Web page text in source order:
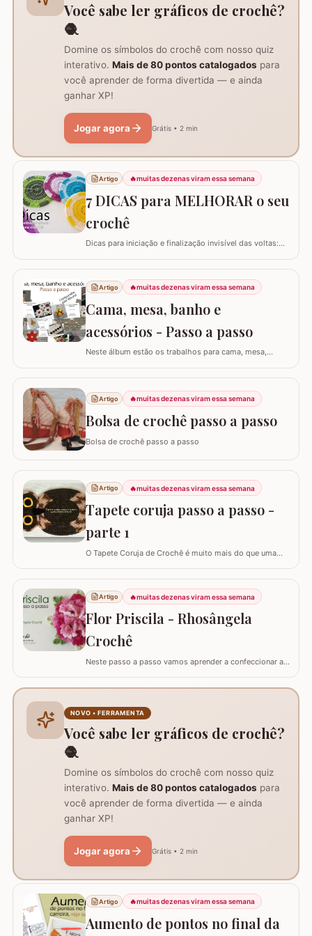
Você sabe ler gráficos de crochê?
🧶
Domine os símbolos do crochê com nosso quiz
interativo. Mais de 80 pontos catalogados para
você aprender de forma divertida — e ainda
ganhar XP!
Jogar agora Grátis • 2 min
Artigo 🔥muitas dezenas viram essa semana
7 DICAS para MELHORAR o seu
crochê
Dicas para iniciação e finalização invisível das voltas:
garante um acabamento quase imperceptível nas
iniciações e finalizações das voltas, resultando em um
trabalho mais elegante. Variações de pontos com o
falso ponto alto: Experimentar…
Artigo 🔥muitas dezenas viram essa semana
Cama, mesa, banho e
acessórios - Passo a passo
Neste álbum estão os trabalhos para cama, mesa,
clicar nas imagens! Trilhos/caminhos e centro de mesa
Sousplat Puxa-saco e porta-pano de prato Squares para
colcha de cama Outros Álbuns que temos no blog
Artigo 🔥muitas dezenas viram essa semana
Bolsa de crochê passo a passo
Bolsa de crochê passo a passo
Artigo 🔥muitas dezenas viram essa semana
Tapete coruja passo a passo -
parte 1
O Tapete Coruja de Crochê é muito mais do que uma
sabedoria com a delicadeza do feito à mão. Embora a
coruja real consiga girar o pescoço em 270°, a nossa
versão em crochê é ainda mais versátil: podemos criá-
la em todas as cores e estilos,…
Artigo 🔥muitas dezenas viram essa semana
Flor Priscila - Rhosângela
Crochê
Neste passo a passo vamos aprender a confeccionar a
conhecer, curtir e adquirir os trabalhos desta artesã
deixem de se inscrever em seu canal no YouTube –&gt;
AQUI. Já temos disponível aqui no blog…
NOVO • FERRAMENTA
Você sabe ler gráficos de crochê?
🧶
Domine os símbolos do crochê com nosso quiz
interativo. Mais de 80 pontos catalogados para
você aprender de forma divertida — e ainda
ganhar XP!
Jogar agora Grátis • 2 min
Artigo 🔥muitas dezenas viram essa semana
Aumento de pontos no final da